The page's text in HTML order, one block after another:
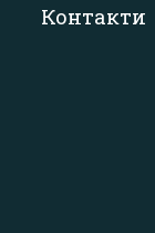
Контакти